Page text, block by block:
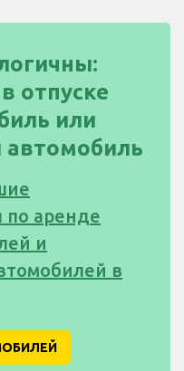
отпуске
или
по аренде
и
в